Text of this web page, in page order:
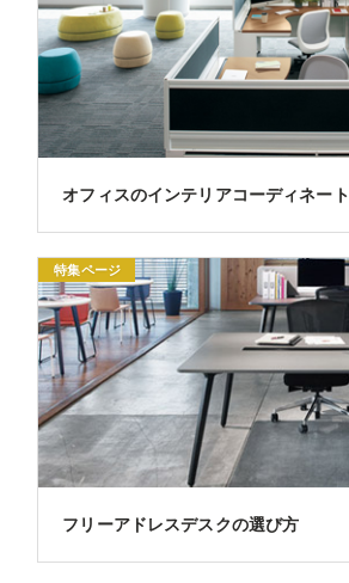
オフィスのインテリアコーディネート
特集ページ
フリーアドレスデスクの選び方